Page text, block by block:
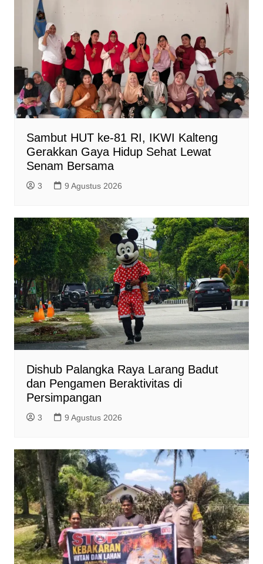
Sambut HUT ke-81 RI, IKWI Kalteng
Gerakkan Gaya Hidup Sehat Lewat
Senam Bersama
3 9 Agustus 2026
Dishub Palangka Raya Larang Badut
dan Pengamen Beraktivitas di
Persimpangan
3 9 Agustus 2026